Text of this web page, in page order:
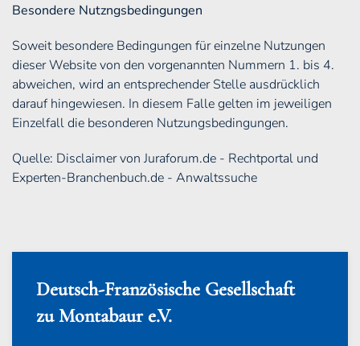
Besondere Nutzngsbedingungen
Soweit besondere Bedingungen für einzelne Nutzungen
dieser Website von den vorgenannten Nummern 1. bis 4.
abweichen, wird an entsprechender Stelle ausdrücklich
darauf hingewiesen. In diesem Falle gelten im jeweiligen
Einzelfall die besonderen Nutzungsbedingungen.
Quelle: Disclaimer von Juraforum.de - Rechtportal und
Experten-Branchenbuch.de - Anwaltssuche
Deutsch-Französische Gesellschaft
zu Montabaur e.V.